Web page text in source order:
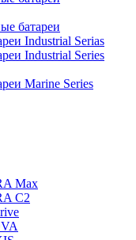
батареи
Industrial Serias
Industrial Series
Marine Series
Max
C2